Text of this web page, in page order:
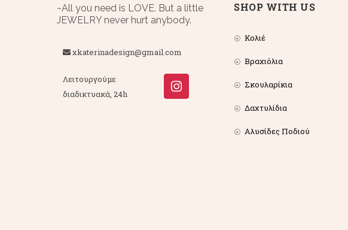
~All you need is LOVE. But a little
JEWELRY never hurt anybody.
xkaterinadesign@gmail.com
Λειτουργούμε
διαδικτυακά, 24h
SHOP WITH US
Κολιέ
Βραχιόλια
Σκουλαρίκια
Δαχτυλίδια
Αλυσίδες Ποδιού